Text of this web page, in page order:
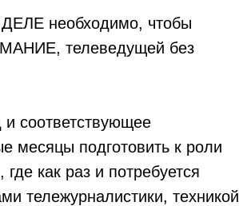
необходимо, чтобы
телеведущей без
соответствующее
месяцы подготовить к роли
как раз и потребуется
тележурналистики, техникой